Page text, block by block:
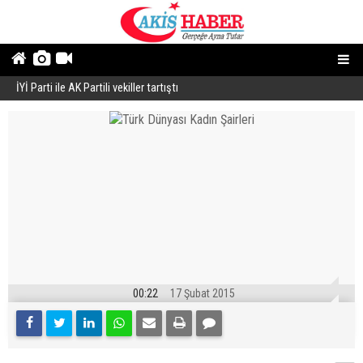
İYİ Parti ile AK Partili vekiller tartıştı
00:22 17 Şubat 2015